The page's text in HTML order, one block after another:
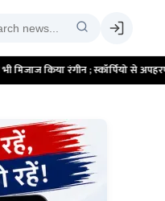
से अपहरण कर दुष्कर्म करने का